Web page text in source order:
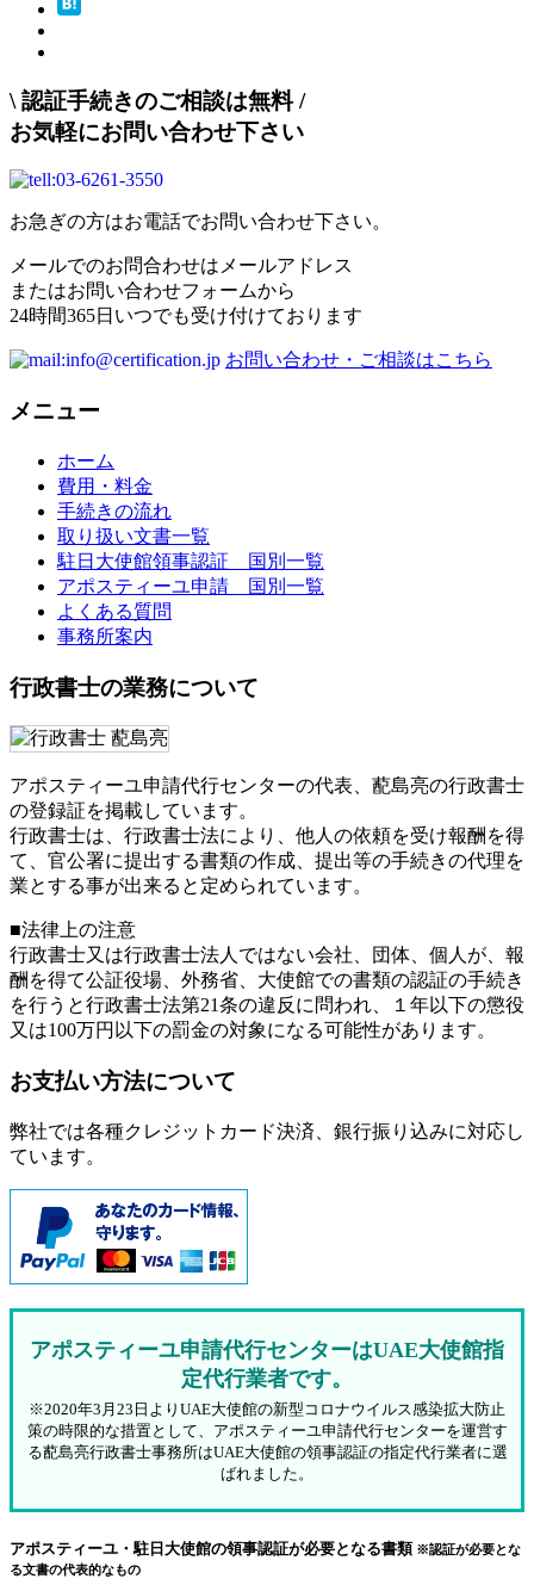
\ 認証手続きのご相談は無料/
お気軽にお問い合わせ下さい
お急ぎの方はお電話でお問い合わせ下さい。
メールでのお問合わせはメールアドレス
またはお問い合わせフォームから
24時間365日いつでも受け付けております
お問い合わせ・ご相談はこちら
メニュー
ホーム
費用・料金
手続きの流れ
取り扱い文書一覧
駐日大使館領事認証 国別一覧
アポスティーユ申請 国別一覧
よくある質問
事務所案内
行政書士の業務について
アポスティーユ申請代行センターの代表、蓜島亮の行政書士
の登録証を掲載しています。
行政書士は、行政書士法により、他人の依頼を受け報酬を得
て、官公署に提出する書類の作成、提出等の手続きの代理を
業とする事が出来ると定められています。
■法律上の注意
行政書士又は行政書士法人ではない会社、団体、個人が、報
酬を得て公証役場、外務省、大使館での書類の認証の手続き
を行うと行政書士法第21条の違反に問われ、
１年以下の懲役
又は100万円以下の罰金の対象になる可能性があります。
お支払い方法について
弊社では各種クレジットカード決済、銀行振り込みに対応し
ています。
アポスティーユ申請代行センターはUAE大使館指
定代行業者です。
※2020年3月23日よりUAE大使館の新型コロナウイルス感染拡大防止
策の時限的な措置として、アポスティーユ申請代行センターを運営す
る蓜島亮行政書士事務所はUAE大使館の領事認証の指定代行業者に選
ばれました。
アポスティーユ・駐日大使館の領事認証が必要となる書類 ※認証が必要とな
る文書の代表的なもの